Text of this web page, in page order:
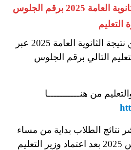
الاستعلام عن نتيجة الثانوية العامة 2025 برقم الجلوس
ويمكنكم الاستعلام عن نتيجة الثانوية العامة 2025 عبر
التالي برقم الجلوس
من هنـــــــــــا
الطلاب بداية من مساء
يوم السبت 3 اغسطس 2025 بعد اعتماد وزير التعليم